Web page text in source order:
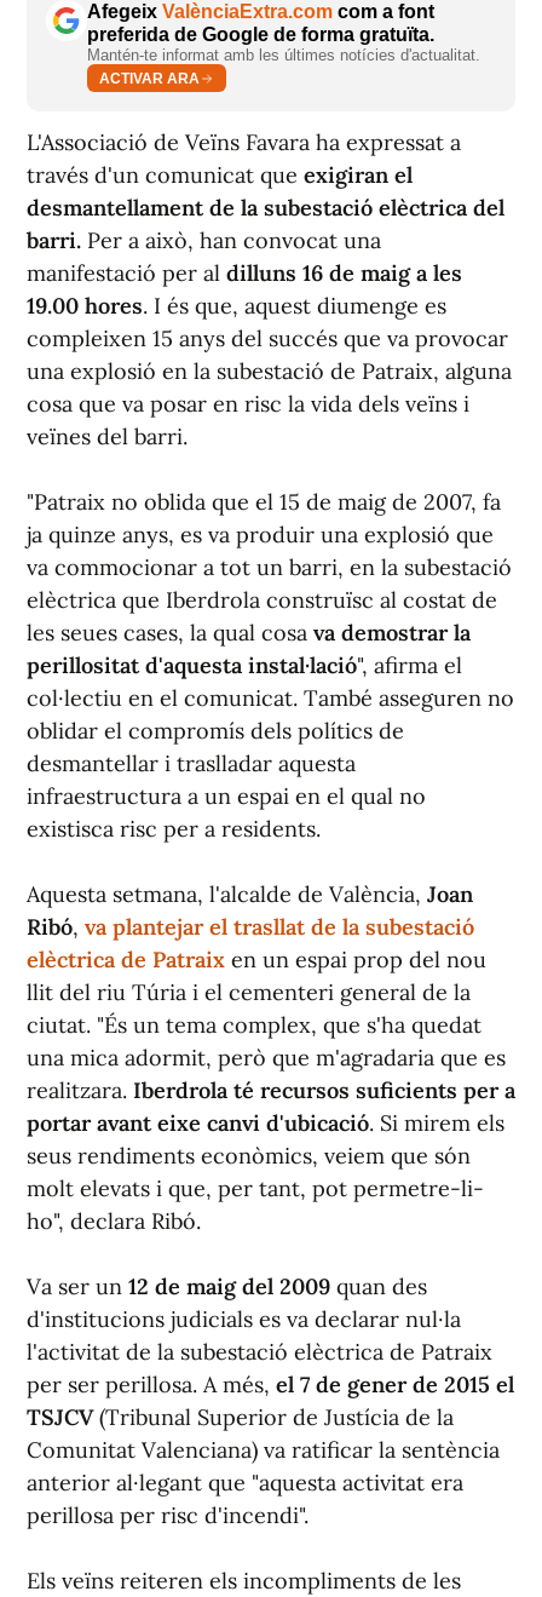
Afegeix ValènciaExtra.com com a font
preferida de Google de forma gratuïta.
Mantén-te informat amb les últimes notícies d'actualitat.
ACTIVAR ARA
L'Associació de Veïns Favara ha expressat a
través d'un comunicat que exigiran el
desmantellament de la subestació elèctrica del
barri. Per a això, han convocat una
manifestació per al dilluns 16 de maig a les
19.00 hores. I és que, aquest diumenge es
compleixen 15 anys del succés que va provocar
una explosió en la subestació de Patraix, alguna
cosa que va posar en risc la vida dels veïns i
veïnes del barri.
"Patraix no oblida que el 15 de maig de 2007, fa
ja quinze anys, es va produir una explosió que
va commocionar a tot un barri, en la subestació
elèctrica que Iberdrola construïsc al costat de
les seues cases, la qual cosa va demostrar la
perillositat d'aquesta instal·lació", afirma el
col·lectiu en el comunicat. També asseguren no
oblidar el compromís dels polítics de
desmantellar i traslladar aquesta
infraestructura a un espai en el qual no
existisca risc per a residents.
Aquesta setmana, l'alcalde de València, Joan
Ribó, va plantejar el trasllat de la subestació
elèctrica de Patraix en un espai prop del nou
llit del riu Túria i el cementeri general de la
ciutat. "És un tema complex, que s'ha quedat
una mica adormit, però que m'agradaria que es
realitzara. Iberdrola té recursos suficients per a
portar avant eixe canvi d'ubicació. Si mirem els
seus rendiments econòmics, veiem que són
molt elevats i que, per tant, pot permetre-li-
ho", declara Ribó.
Va ser un 12 de maig del 2009 quan des
d'institucions judicials es va declarar nul·la
l'activitat de la subestació elèctrica de Patraix
per ser perillosa. A més, el 7 de gener de 2015 el
TSJCV(Tribunal Superior de Justícia de la
Comunitat Valenciana) va ratificar la sentència
anterior al·legant que "aquesta activitat era
perillosa per risc d'incendi".
Els veïns reiteren els incompliments de les